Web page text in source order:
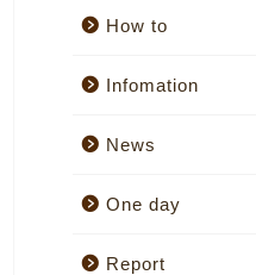
How to
Infomation
News
One day
Report